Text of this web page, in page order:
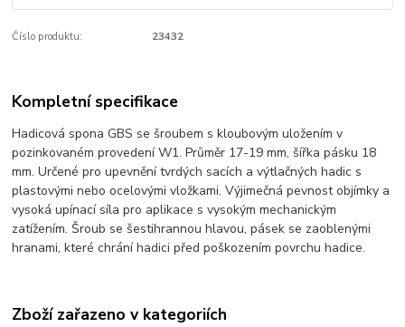
Číslo produktu: 23432
Kompletní specifikace
Hadicová spona GBS se šroubem s kloubovým uložením v
pozinkovaném provedení W1. Průměr 17-19 mm, šířka pásku 18
mm. Určené pro upevnění tvrdých sacích a výtlačných hadic s
plastovými nebo ocelovými vložkami. Výjimečná pevnost objímky a
vysoká upínací síla pro aplikace s vysokým mechanickým
zatížením. Šroub se šestihrannou hlavou, pásek se zaoblenými
hranami, které chrání hadici před poškozením povrchu hadice.
Zboží zařazeno v kategoriích